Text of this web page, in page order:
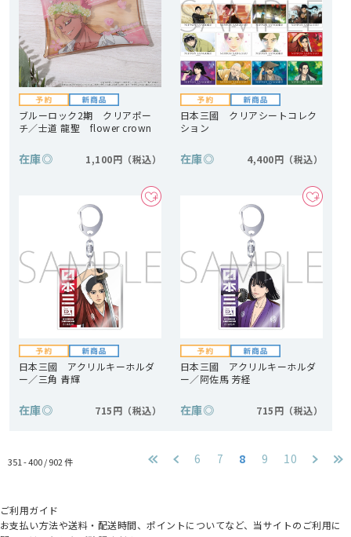
ブルーロック2期 クリアポー
チ／士道 龍聖 flower crown
在庫◎ 1,100円
日本三國 クリアシートコレク
ション
在庫◎ 4,400円
日本三國 アクリルキーホルダ
ー／三角 青輝
在庫◎ 715円
日本三國 アクリルキーホルダ
ー／阿佐馬 芳経
在庫◎ 715円
351 - 400 /902件 6 7 8 9 10
ご利用ガイド
お支払い方法や送料・配送時間、ポイントについてなど、当サイトのご利用に